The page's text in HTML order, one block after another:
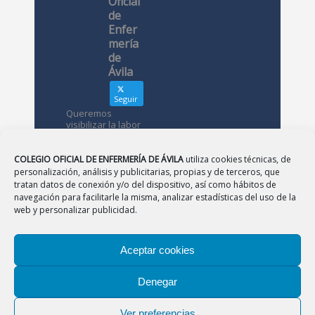
COLEGIO OFICIAL DE ENFERMERÍA DE ÁVILA utiliza cookies técnicas, de
personalización, análisis y publicitarias, propias y de terceros, que
tratan datos de conexión y/o del dispositivo, así como hábitos de
navegación para facilitarle la misma, analizar estadísticas del uso de la
web y personalizar publicidad.
Aceptar cookies
Denegar
de
Enfer
mería
de
Ávila
Seguir
Queremos
visibilizar la labor
conoces?
Avatar Colegio
Oficial de
de Ávila
12 May
LEÓN|PALENCIA
|SEGOVIA|SORIA|VALLADOLID|ZAMORA